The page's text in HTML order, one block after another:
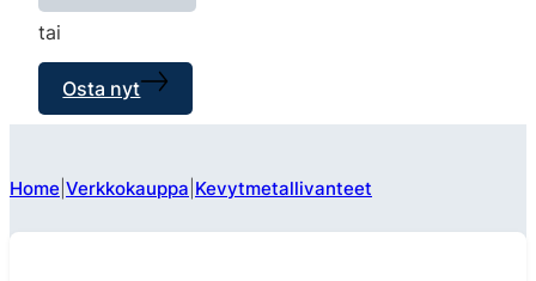
tai
Osta nyt
Home Verkkokauppa Kevytmetallivanteet